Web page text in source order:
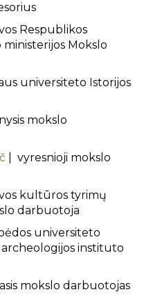
Respublikos
Mokslo
universiteto Istorijos
mokslo
| vyresnioji mokslo
kultūros tyrimų
darbuotoja
universiteto
instituto
mokslo darbuotojas